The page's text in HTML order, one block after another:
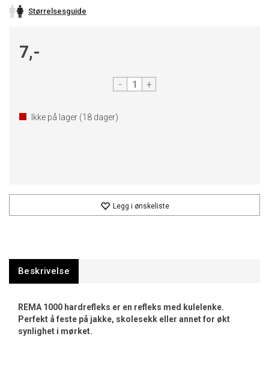
Størrelsesguide
7,-
- +
Ikke på lager (18 dager)
Legg i ønskeliste
Beskrivelse
REMA 1000 hardrefleks er en refleks med kulelenke.
Perfekt å feste på jakke, skolesekk eller annet for økt
synlighet i mørket.